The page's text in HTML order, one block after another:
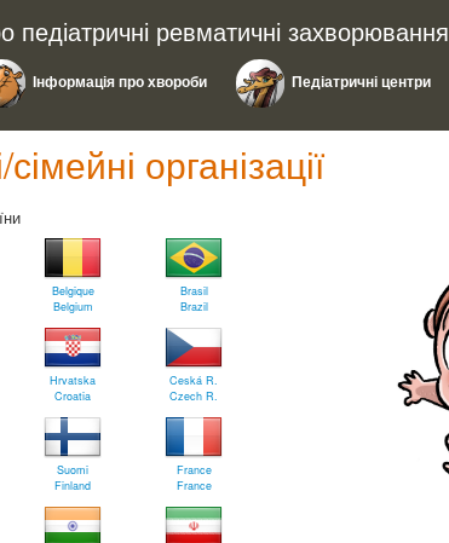
педіатричні ревматичні захворювання
Інформація про хвороби Педіатричні центри
організації
Belgique
Belgium
Brasil
Brazil
Hrvatska
Croatia
Ceská R.
Czech R.
Suomi
Finland
France
France